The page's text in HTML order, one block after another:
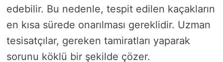
edebilir. Bu nedenle, tespit edilen kaçakların
en kısa sürede onarılması gereklidir. Uzman
tesisatçılar, gereken tamiratları yaparak
sorunu köklü bir şekilde çözer.